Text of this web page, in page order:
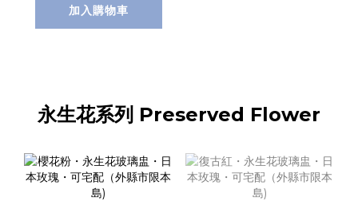
加入購物車
永生花系列 Preserved Flower